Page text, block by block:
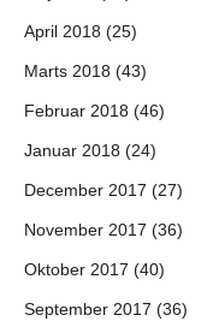
April 2018 (25)
Marts 2018 (43)
Februar 2018 (46)
Januar 2018 (24)
December 2017 (27)
November 2017 (36)
Oktober 2017 (40)
September 2017 (36)